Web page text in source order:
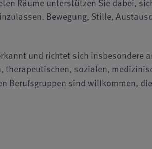
Bewegung, Stille,
und richtet sich insbesondere
therapeutischen, sozialen,
Berufsgruppen sind willkommen,